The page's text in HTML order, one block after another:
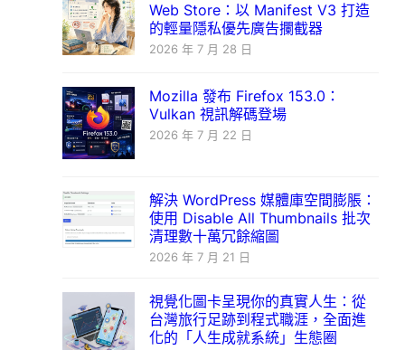
Web Store：以 Manifest V3 打造
的輕量隱私優先廣告攔截器
2026 年 7 月 28 日
Mozilla 發布 Firefox 153.0：
Vulkan 視訊解碼登場
2026 年 7 月 22 日
解決 WordPress 媒體庫空間膨脹：
使用 Disable All Thumbnails 批次
清理數十萬冗餘縮圖
2026 年 7 月 21 日
視覺化圖卡呈現你的真實人生：從
台灣旅行足跡到程式職涯，全面進
化的「人生成就系統」生態圈